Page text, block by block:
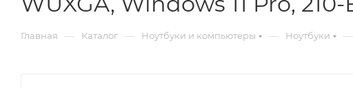
Главная — Каталог — Ноутбуки и компьютеры — Ноутбуки —